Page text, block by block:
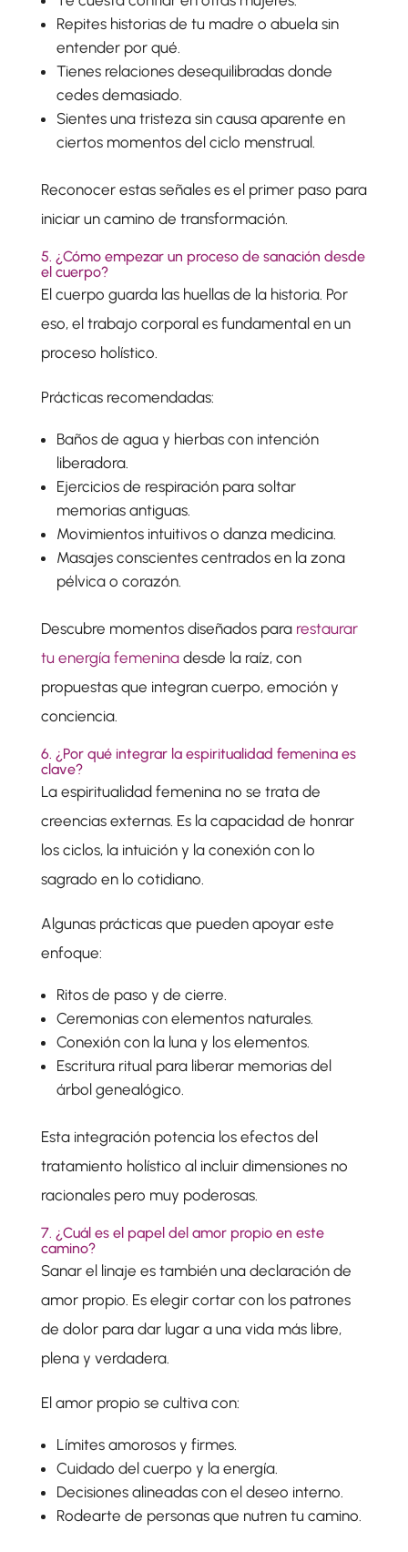
Repites historias de tu madre o abuela sin
entender por qué.
Tienes relaciones desequilibradas donde
cedes demasiado.
Sientes una tristeza sin causa aparente en
ciertos momentos del ciclo menstrual.
Reconocer estas señales es el primer paso para
iniciar un camino de transformación.
5. ¿Cómo empezar un proceso de sanación desde
el cuerpo?
El cuerpo guarda las huellas de la historia. Por
eso, el trabajo corporal es fundamental en un
proceso holístico.
Prácticas recomendadas:
Baños de agua y hierbas con intención
liberadora.
Ejercicios de respiración para soltar
memorias antiguas.
Movimientos intuitivos o danza medicina.
Masajes conscientes centrados en la zona
pélvica o corazón.
Descubre momentos diseñados para restaurar
tu energía femeninadesde la raíz, con
propuestas que integran cuerpo, emoción y
conciencia.
6. ¿Por qué integrar la espiritualidad femenina es
clave?
La espiritualidad femenina no se trata de
creencias externas. Es la capacidad de honrar
los ciclos, la intuición y la conexión con lo
sagrado en lo cotidiano.
Algunas prácticas que pueden apoyar este
enfoque:
Ritos de paso y de cierre.
Ceremonias con elementos naturales.
Conexión con la luna y los elementos.
Escritura ritual para liberar memorias del
árbol genealógico.
Esta integración potencia los efectos del
tratamiento holístico al incluir dimensiones no
racionales pero muy poderosas.
7. ¿Cuál es el papel del amor propio en este
camino?
Sanar el linaje es también una declaración de
amor propio. Es elegir cortar con los patrones
de dolor para dar lugar a una vida más libre,
plena y verdadera.
El amor propio se cultiva con:
Límites amorosos y firmes.
Cuidado del cuerpo y la energía.
Decisiones alineadas con el deseo interno.
Rodearte de personas que nutren tu camino.